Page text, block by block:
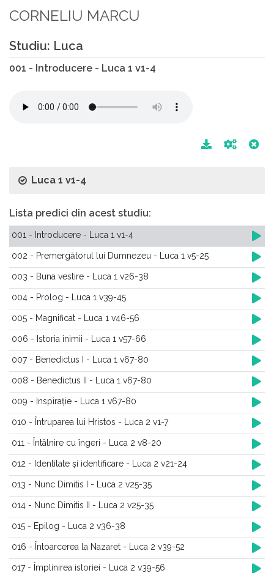
CORNELIU MARCU
Studiu: Luca
001 - Introducere - Luca 1 v1-4
Luca 1 v1-4
Lista predici din acest studiu:
001 - Introducere - Luca 1 v1-4
002 - Premergătorul lui Dumnezeu - Luca 1 v5-25
003 - Buna vestire - Luca 1 v26-38
004 - Prolog - Luca 1 v39-45
005 - Magnificat - Luca 1 v46-56
006 - Istoria inimii - Luca 1 v57-66
007 - Benedictus I - Luca 1 v67-80
008 - Benedictus II - Luca 1 v67-80
009 - Inspirație - Luca 1 v67-80
010 - Întruparea lui Hristos - Luca 2 v1-7
011 - Întâlnire cu îngeri - Luca 2 v8-20
012 - Identitate și identificare - Luca 2 v21-24
013 - Nunc Dimitis I - Luca 2 v25-35
014 - Nunc Dimitis II - Luca 2 v25-35
015 - Epilog - Luca 2 v36-38
016 - Întoarcerea la Nazaret - Luca 2 v39-52
017 - Împlinirea istoriei - Luca 2 v39-56